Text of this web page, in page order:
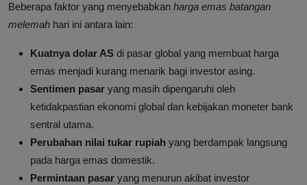
Beberapa faktor yang menyebabkan harga emas batangan
melemah hari ini antara lain:
Kuatnya dolar AS di pasar global yang membuat harga
emas menjadi kurang menarik bagi investor asing.
Sentimen pasar yang masih dipengaruhi oleh
ketidakpastian ekonomi global dan kebijakan moneter bank
sentral utama.
Perubahan nilai tukar rupiah yang berdampak langsung
pada harga emas domestik.
Permintaan pasar yang menurun akibat investor